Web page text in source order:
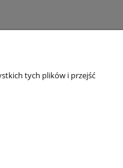
tych plików i przejść